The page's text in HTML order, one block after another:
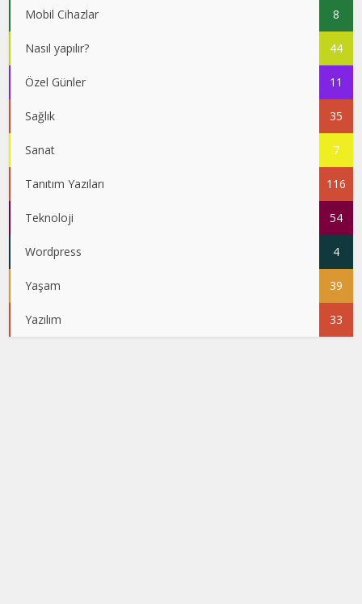
Mobil Cihazlar 8
Nasıl yapılır? 44
Özel Günler 11
Sağlık 35
Sanat 7
Tanıtım Yazıları 116
Teknoloji 54
Wordpress 4
Yaşam 39
Yazılım 33